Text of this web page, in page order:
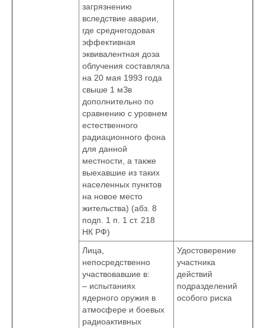
загрязнению
вследствие аварии,
где среднегодовая
эффективная
эквивалентная доза
облучения составляла
на 20 мая 1993 года
свыше 1 мЗв
дополнительно по
сравнению с уровнем
естественного
радиационного фона
для данной
местности, а также
выехавшие из таких
населенных пунктов
на новое место
жительства) (абз. 8
подп. 1 п. 1 ст. 218
НК РФ)
Лица,
непосредственно
участвовавшие в:
– испытаниях
ядерного оружия в
атмосфере и боевых
радиоактивных
Удостоверение
участника
действий
подразделений
особого риска